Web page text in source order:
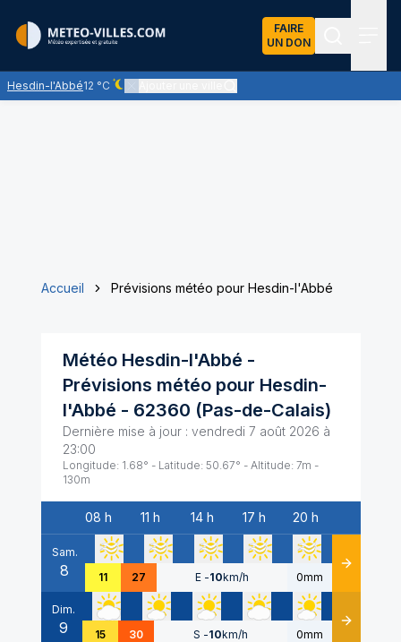
FAIRE
UN DON
Hesdin-l'Abbé12 °C
Ciel dégagé - quasiment pas de nuages
Accueil Prévisions météo pour Hesdin-l'Abbé
Météo Hesdin-l'Abbé -
Prévisions météo pour Hesdin-
l'Abbé - 62360 (Pas-de-Calais)
Dernière mise à jour : vendredi 7 août 2026 à
23:00
Longitude: 1.68° - Latitude: 50.67° - Altitude: 7m -
130m
Date
08 h 11 h 14 h 17 h 20 h
Sam.
8 11 27 E -10km/h 0mm Détails
Dim.
9 15 30 S -10km/h 0mm Détails